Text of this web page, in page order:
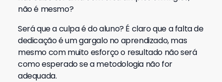
não é mesmo?
Será que a culpa é do aluno? É claro que a falta de
dedicação é um gargalo no aprendizado, mas
mesmo com muito esforço o resultado não será
como esperado se a metodologia não for
adequada.